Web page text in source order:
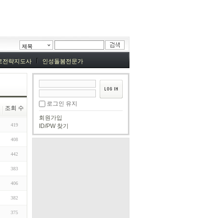
전략지도사 인성돌봄전문가
제목
조회 수
419
408
442
383
406
382
375
로그인 유지
회원가입
ID/PW 찾기